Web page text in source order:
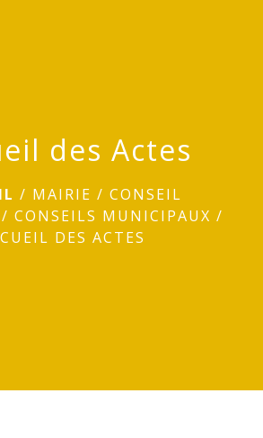
des Actes
/ MAIRIE / CONSEIL
/ CONSEILS MUNICIPAUX /
DES ACTES